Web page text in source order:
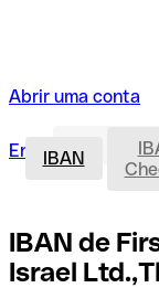
Abrir uma conta
Entrar Abrir uma
IBAN
IBAN de
Israel